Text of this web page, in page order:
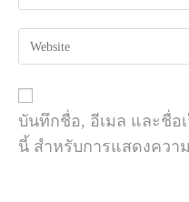
username
to
comment
address
to
(optional)
บันทึกชื่อ, อีเมล และชื่อ
นี้ สำหรับการแสดงควา